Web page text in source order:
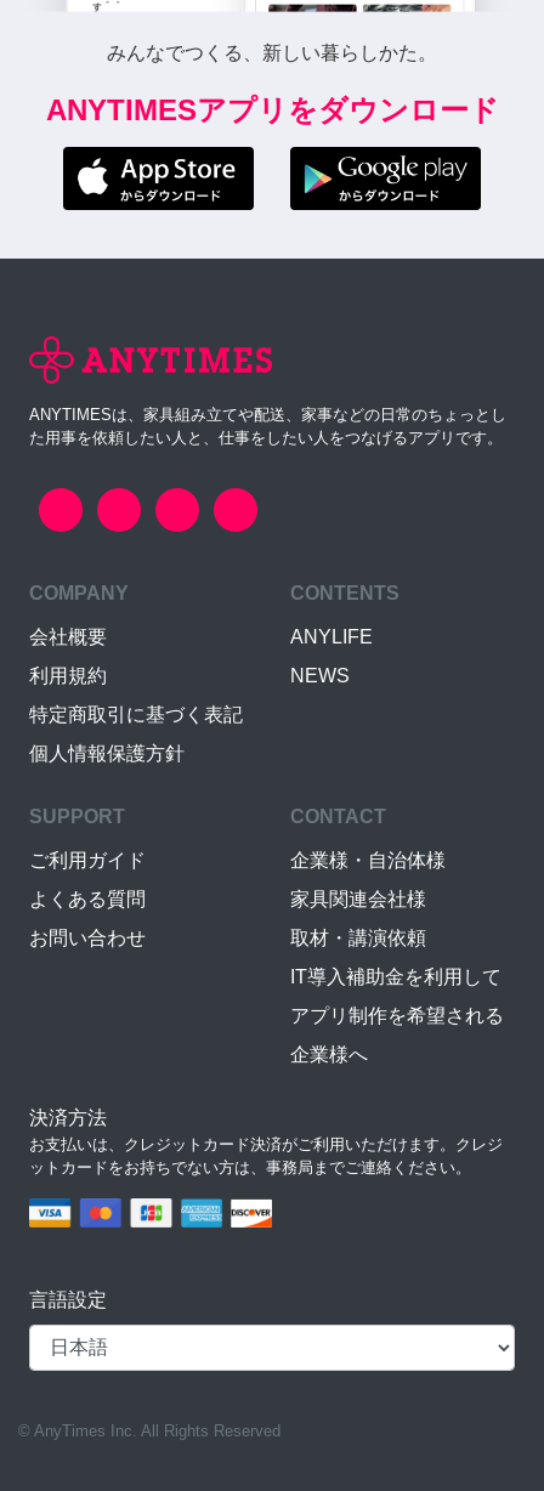
みんなでつくる、新しい暮らしかた。
ANYTIMESアプリをダウンロード
ANYTIMESは、家具組み立てや配送、家事などの日常のちょっとし
た用事を依頼したい人と、仕事をしたい人をつなげるアプリです。
COMPANY
会社概要
利用規約
特定商取引に基づく表記
個人情報保護方針
CONTENTS
ANYLIFE
NEWS
SUPPORT
ご利用ガイド
よくある質問
お問い合わせ
CONTACT
企業様・自治体様
家具関連会社様
取材・講演依頼
IT導入補助金を利用して
アプリ制作を希望される
企業様へ
決済方法
お支払いは、クレジットカード決済がご利用いただけます。クレジ
ットカードをお持ちでない方は、事務局までご連絡ください。
言語設定
© AnyTimes Inc. All Rights Reserved